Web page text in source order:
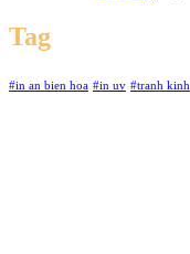
Tag
#in an bien hoa #in uv #tranh kinh